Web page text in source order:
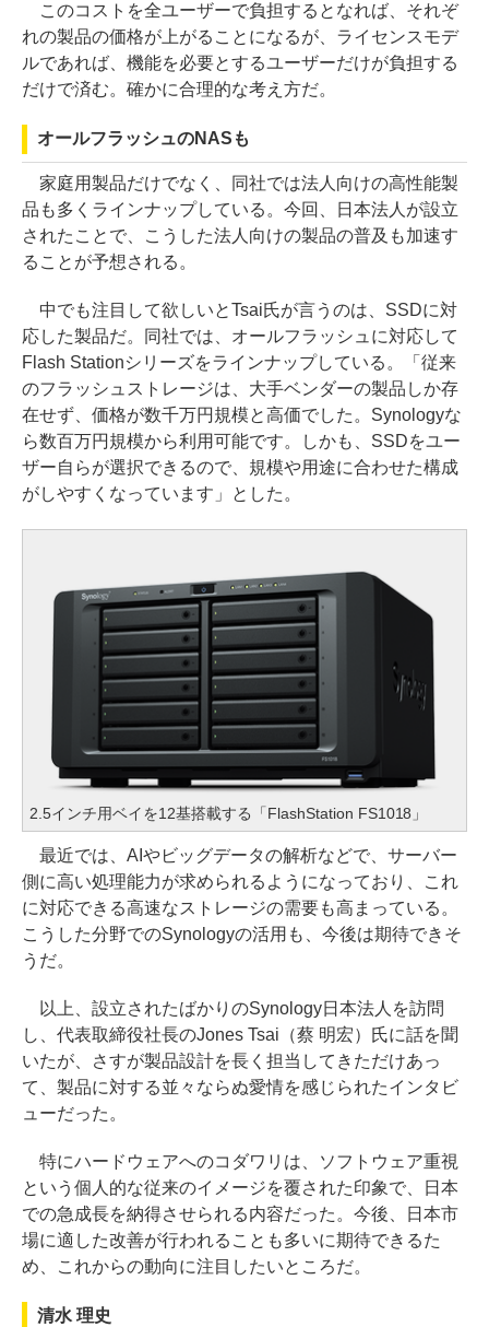
このコストを全ユーザーで負担するとなれば、それぞ
れの製品の価格が上がることになるが、ライセンスモデ
ルであれば、機能を必要とするユーザーだけが負担する
だけで済む。確かに合理的な考え方だ。
オールフラッシュのNASも
家庭用製品だけでなく、同社では法人向けの高性能製
品も多くラインナップしている。今回、日本法人が設立
されたことで、こうした法人向けの製品の普及も加速す
ることが予想される。
中でも注目して欲しいとTsai氏が言うのは、SSDに対
応した製品だ。同社では、オールフラッシュに対応して
Flash Stationシリーズをラインナップしている。「従来
のフラッシュストレージは、大手ベンダーの製品しか存
在せず、価格が数千万円規模と高価でした。Synologyな
ら数百万円規模から利用可能です。しかも、SSDをユー
ザー自らが選択できるので、規模や用途に合わせた構成
がしやすくなっています」とした。
2.5インチ用ベイを12基搭載する「FlashStation FS1018」
最近では、AIやビッグデータの解析などで、サーバー
側に高い処理能力が求められるようになっており、これ
に対応できる高速なストレージの需要も高まっている。
こうした分野でのSynologyの活用も、今後は期待できそ
うだ。
以上、設立されたばかりのSynology日本法人を訪問
し、代表取締役社長のJones Tsai（蔡 明宏）氏に話を聞
いたが、さすが製品設計を長く担当してきただけあっ
て、製品に対する並々ならぬ愛情を感じられたインタビ
ューだった。
特にハードウェアへのコダワリは、ソフトウェア重視
という個人的な従来のイメージを覆された印象で、日本
での急成長を納得させられる内容だった。今後、日本市
場に適した改善が行われることも多いに期待できるた
め、これからの動向に注目したいところだ。
清水 理史